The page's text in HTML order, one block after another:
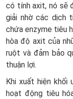
có tính axit, nó sẽ
giải nhờ các dịch
chứa enzyme tiêu
hòa độ axit của
ruột và đảm bảo
thuận lợi.
Khi xuất hiện
hoạt động tiêu